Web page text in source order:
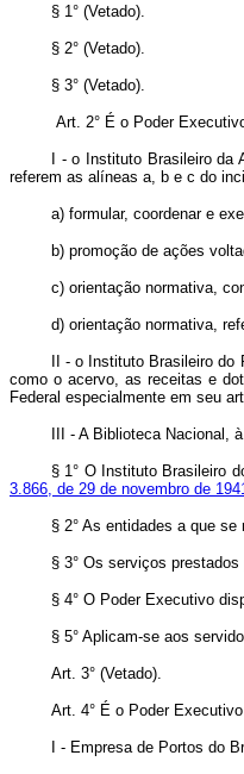
§ 1° (Vetado).
§ 2° (Vetado).
§ 3° (Vetado).
Art. 2° É o Poder
I - o Instituto Brasileiro
referem as alíneas a, b e c do
a) formular, coordenar e
b) promoção de ações
c) orientação normativa,
d) orientação normativa,
II - o Instituto Brasileiro
como o acervo, as receitas e
Federal especialmente em seu
III - A Biblioteca Nacional,
§ 1° O Instituto Brasileiro
3.866, de 29 de novembro de
§ 2° As entidades a que
§ 3° Os serviços
§ 4° O Poder Executivo
§ 5° Aplicam-se aos
Art. 3° (Vetado).
Art. 4° É o Poder
I - Empresa de Portos do